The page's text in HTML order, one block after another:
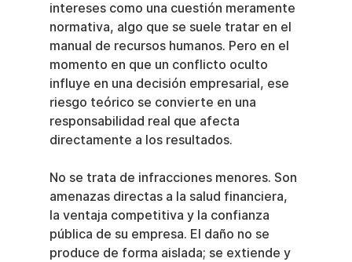
intereses como una cuestión meramente
normativa, algo que se suele tratar en el
manual de recursos humanos. Pero en el
momento en que un conflicto oculto
influye en una decisión empresarial, ese
riesgo teórico se convierte en una
responsabilidad real que afecta
directamente a los resultados.
No se trata de infracciones menores. Son
amenazas directas a la salud financiera,
la ventaja competitiva y la confianza
pública de su empresa. El daño no se
produce de forma aislada; se extiende y